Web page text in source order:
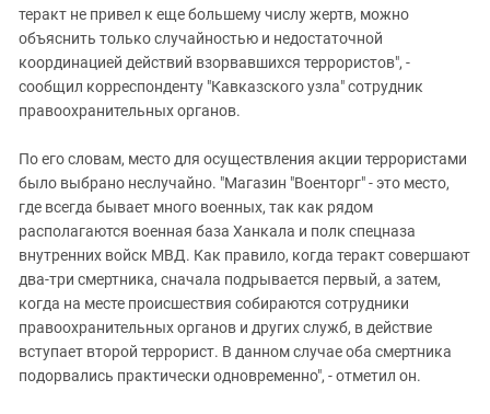
Южный Кавказ
ЮФО
теракт не привел к еще большему числу жертв, можно
объяснить только случайностью и недостаточной
координацией действий взорвавшихся террористов", -
сообщил корреспонденту "Кавказского узла" сотрудник
правоохранительных органов.
По его словам, место для осуществления акции террористами
было выбрано неслучайно. "Магазин "Военторг" - это место,
где всегда бывает много военных, так как рядом
располагаются военная база Ханкала и полк спецназа
внутренних войск МВД. Как правило, когда теракт совершают
два-три смертника, сначала подрывается первый, а затем,
когда на месте происшествия собираются сотрудники
правоохранительных органов и других служб, в действие
вступает второй террорист. В данном случае оба смертника
подорвались практически одновременно", - отметил он.